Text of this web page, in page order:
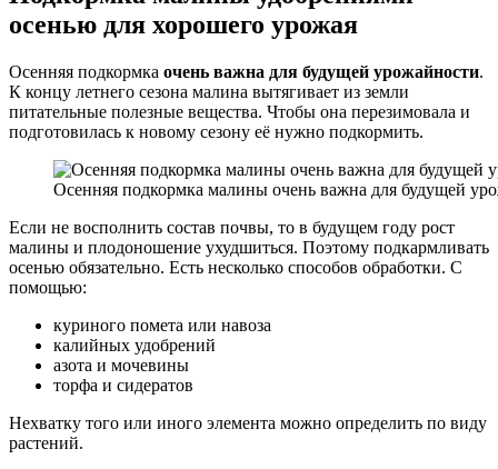
осенью для хорошего урожая
Осенняя подкормка очень важна для будущей урожайности.
К концу летнего сезона малина вытягивает из земли
питательные полезные вещества. Чтобы она перезимовала и
подготовилась к новому сезону её нужно подкормить.
Осенняя подкормка малины очень важна для будущей
Если не восполнить состав почвы, то в будущем году рост
малины и плодоношение ухудшиться. Поэтому подкармливать
осенью обязательно. Есть несколько способов обработки. С
помощью:
куриного помета или навоза
калийных удобрений
азота и мочевины
торфа и сидератов
Нехватку того или иного элемента можно определить по виду
растений.